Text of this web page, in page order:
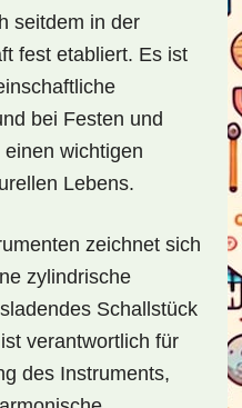
seitdem in der
fest etabliert. Es ist
bei Festen und
wichtigen
Lebens.
zeichnet sich
zylindrische
Schallstück
verantwortlich für
des Instruments,